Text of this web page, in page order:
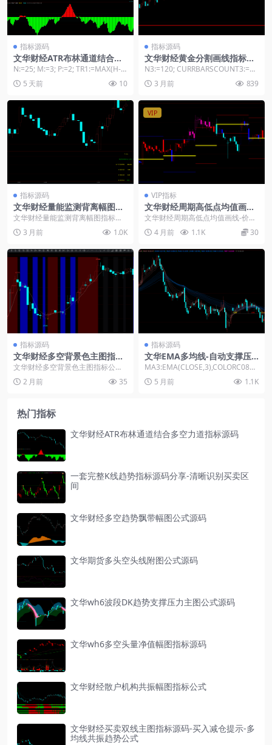
指标源码
文华财经ATR布林通道结合多
空力道指标源码
N:=25; M:=3; P:=2; TR1:=MAX(H-L,
MAX(ABS(...
5 天前 10
指标源码
文华财经黄金分割画线指标公
式
N3:=120; CURRBARSCOUNT3:=D
ATACOUNT-BARPO...
3 月前 839
指标源码
文华财经量能监测背离幅图指
标源码
文华财经量能监测背离幅图指标源
码： //===== 基础参数（文华财经
专用，不生...
3 月前 1.0K
VIP
VIP指标
文华财经周期高低点均值画线-
价格相对位置识别-多空K变色
文华财经周期高低点均值画线-价格
相对位置识别-多空K变色: 指标日内
周期划分，自...
4 月前 1.1K 30
指标源码
文华财经多空背景色主图指标
公式
文华财经多空背景色主图指标公
式： N:=3; A1:=REF(H,N)-HHV(...
2 月前 35
指标源码
文华EMA多均线-自动支撑压
力线指标源码
MA3:EMA(CLOSE,3),COLORC0808
0; MA5:EMA(CL...
5 月前 1.1K
热门指标
文华财经ATR布林通道结合多空力道指标源码
一套完整K线趋势指标源码分享-清晰识别买卖区
间
文华财经多空趋势飘带幅图公式源码
文华期货多头空头线附图公式源码
文华wh6波段DK趋势支撑压力主图公式源码
文华wh6多空头量净值幅图指标源码
文华财经散户机构共振幅图指标公式
文华财经买卖双线主图指标源码-买入减仓提示-多
均线共振趋势公式